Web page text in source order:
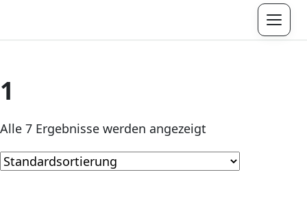
Menü
1
Alle 7 Ergebnisse werden angezeigt